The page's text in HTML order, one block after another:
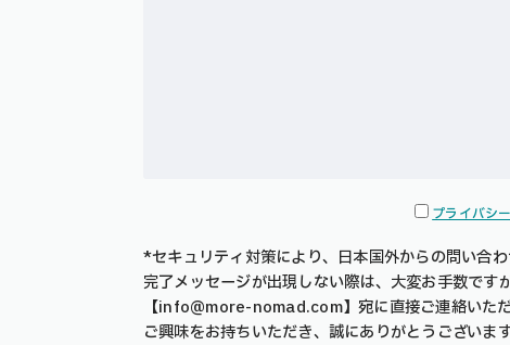
プライバシ
*セキュリティ対策により、日本国外からの問い合わ
完了メッセージが出現しない際は、大変お手数です
【info@more-nomad.com】宛に直接ご連絡いただ
ご興味をお持ちいただき、誠にありがとうございます